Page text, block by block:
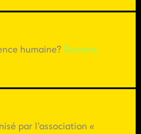
humaine? Deviens
par l’association «